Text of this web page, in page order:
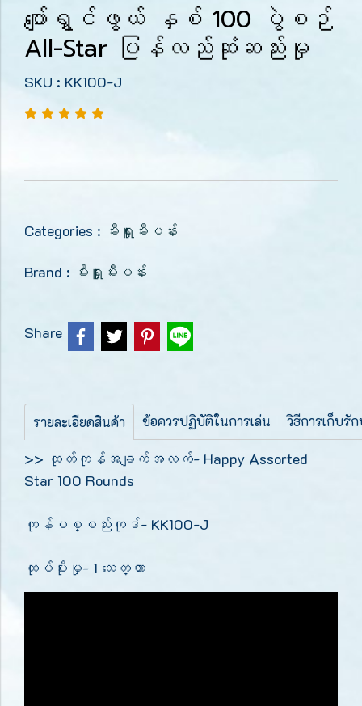
ပျော်ရွှင်ဖွယ် နှစ် 100 ပွဲစဉ်
All-Star ပြန်လည်ဆုံဆည်းမှု
SKU : KK100-J
Categories : မီးရှူးမီးပန်း
Brand : မီးရှူးမီးပန်း
Share
รายละเอียดสินค้า ข้อควรปฏิบัติในการเล่น วิธีการเก็บรั
>> ထုတ်ကုန်အချက်အလက်- Happy Assorted
Star 100 Rounds
ကုန်ပစ္စည်းကုဒ်- KK100-J
ထုပ်ပိုးမှု- 1 သေတ္တာ